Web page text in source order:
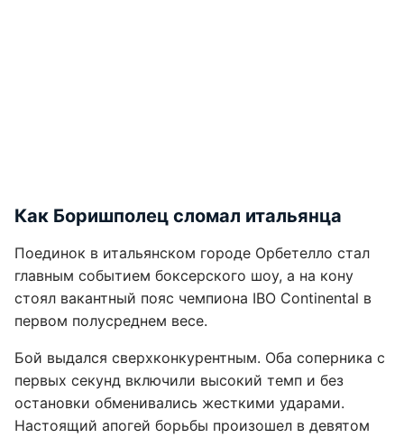
Как Боришполец сломал итальянца
Поединок в итальянском городе Орбетелло стал
главным событием боксерского шоу, а на кону
стоял вакантный пояс чемпиона IBO Continental в
первом полусреднем весе.
Бой выдался сверхконкурентным. Оба соперника с
первых секунд включили высокий темп и без
остановки обменивались жесткими ударами.
Настоящий апогей борьбы произошел в девятом